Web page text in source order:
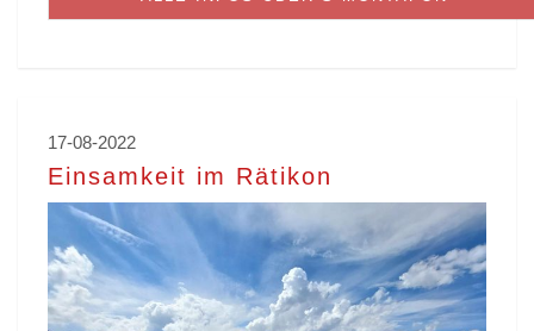
17-08-2022
Einsamkeit im Rätikon